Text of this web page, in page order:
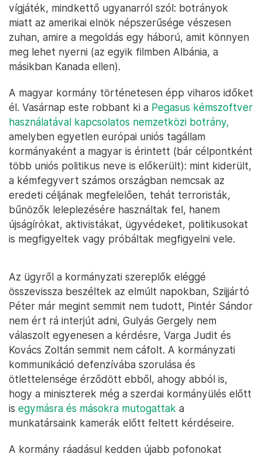
vígjáték, mindkettő ugyanarról szól: botrányok
miatt az amerikai elnök népszerűsége vészesen
zuhan, amire a megoldás egy háború, amit könnyen
meg lehet nyerni (az egyik filmben Albánia, a
másikban Kanada ellen).
A magyar kormány történetesen épp viharos időket
él. Vasárnap este robbant ki a Pegasus kémszoftver
használatával kapcsolatos nemzetközi botrány,
amelyben egyetlen európai uniós tagállam
kormányaként a magyar is érintett (bár célpontként
több uniós politikus neve is előkerült): mint kiderült,
a kémfegyvert számos országban nemcsak az
eredeti céljának megfelelően, tehát terroristák,
bűnözők leleplezésére használtak fel, hanem
újságírókat, aktivistákat, ügyvédeket, politikusokat
is megfigyeltek vagy próbáltak megfigyelni vele.
Az ügyről a kormányzati szereplők eléggé
összevissza beszéltek az elmúlt napokban, Szijjártó
Péter már megint semmit nem tudott, Pintér Sándor
nem ért rá interjút adni, Gulyás Gergely nem
válaszolt egyenesen a kérdésre, Varga Judit és
Kovács Zoltán semmit nem cáfolt. A kormányzati
kommunikáció defenzívába szorulása és
ötlettelensége érződött ebből, ahogy abból is,
hogy a miniszterek még a szerdai kormányülés előtt
is egymásra és másokra mutogattak a
munkatársaink kamerák előtt feltett kérdéseire.
A kormány ráadásul kedden újabb pofonokat